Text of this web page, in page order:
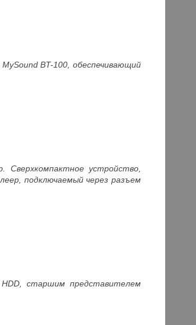
BT-100, обеспечивающий
устройство,
подключаемый через разъем
HDD, старшим представителем